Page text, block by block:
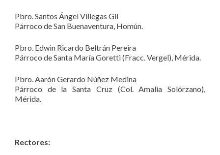
Pbro. Santos Ángel Villegas Gil
Párroco de San Buenaventura, Homún.
Pbro. Edwin Ricardo Beltrán Pereira
Párroco de Santa María Goretti (Fracc. Vergel), Mérida.
Pbro. Aarón Gerardo Núñez Medina
Párroco de la Santa Cruz (Col. Amalia Solórzano),
Mérida.
Rectores: